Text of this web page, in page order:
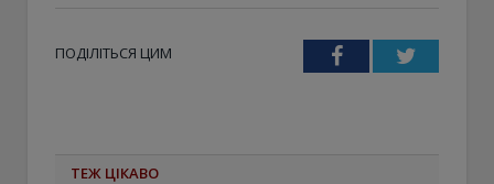
ПОДІЛІТЬСЯ ЦИМ FacebookTwitter
ТЕЖ ЦІКАВО